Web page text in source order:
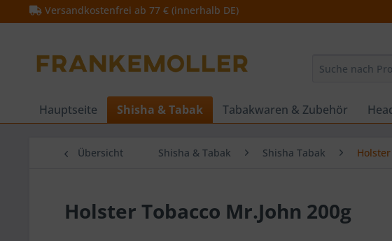
Versandkostenfrei ab 77 € (innerhalb DE)
Hauptseite Shisha & Tabak Tabakwaren & Zubehör
Übersicht Shisha & Tabak Shisha Tabak
Holster Tobacco Mr.John 200g